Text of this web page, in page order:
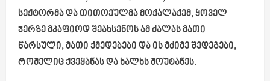
სექტორმა და თითოეულმა მოქალაქემ, ყოველ
ჯერზე მკაფიოდ შეახსენოს ამ ძალას მათი
წარსული, მათი ქმედებები და ის მძიმე შედეგები,
რომელიც ქვეყანას და ხალხს მოუტანეს.